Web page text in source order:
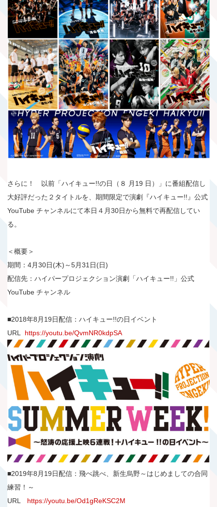
さらに！ 以前「ハイキュー!!の日（８ 月19 日）」に番組配信し
大好評だった２タイトルを、期間限定で演劇『ハイキュー!!』公式
YouTube チャンネルにて本日４月30日から無料で再配信してい
る。
＜概要＞
期間：4月30日(木)～5月31日(日)
配信先：ハイパープロジェクション演劇「ハイキュー!!」公式
YouTube チャンネル
■2018年8月19日配信：ハイキュー!!の日イベント
URL https://youtu.be/QvmNR0kdpSA
■2019年8月19日配信：飛べ跳べ、新生烏野～はじめましての合同
練習！～
URL https://youtu.be/Od1gReKSC2M